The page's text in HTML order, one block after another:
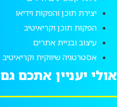
יצירת תוכן והפקות וידיאו
הפקות תוכן וקריאיטיב
עיצוב ובניית אתרים
אסטרטגיה שיווקית וקריאיטיב
אולי יעניין אתכם גם